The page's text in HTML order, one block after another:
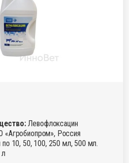
Левофлоксацин
«Агробиопром», Россия
10, 50, 100, 250 мл, 500 мл.